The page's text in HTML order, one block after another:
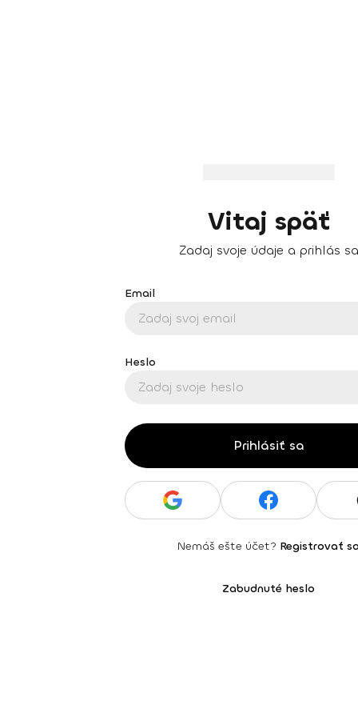
Vitaj späť
Zadaj svoje údaje a prihlás sa
Email
Heslo
Prihlásiť sa
Nemáš ešte účet? Registrovať
Zabudnuté heslo